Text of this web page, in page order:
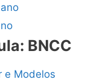
BNCC
e Modelos